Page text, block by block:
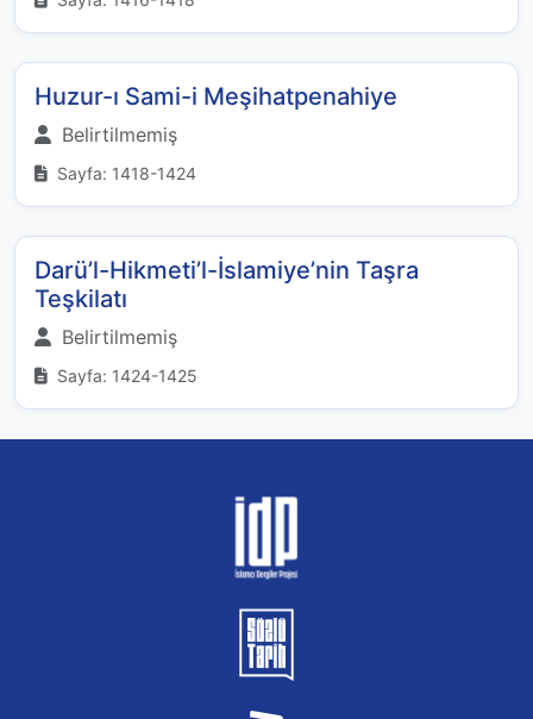
Huzur-ı Sami-i Meşihatpenahiye
Belirtilmemiş
Sayfa: 1418-1424
Darü’l-Hikmeti’l-İslamiye’nin Taşra
Teşkilatı
Belirtilmemiş
Sayfa: 1424-1425